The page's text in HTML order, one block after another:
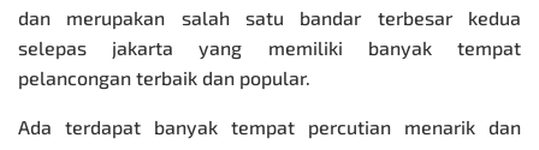
dan merupakan salah satu bandar terbesar kedua
selepas jakarta yang memiliki banyak tempat
pelancongan terbaik dan popular.
Ada terdapat banyak tempat percutian menarik dan